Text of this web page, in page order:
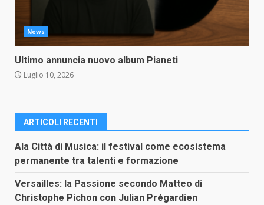
News
Ultimo annuncia nuovo album Pianeti
Luglio 10, 2026
ARTICOLI RECENTI
Ala Città di Musica: il festival come ecosistema
permanente tra talenti e formazione
Versailles: la Passione secondo Matteo di
Christophe Pichon con Julian Prégardien